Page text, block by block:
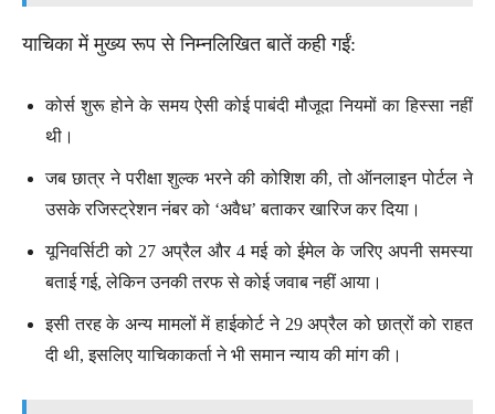
याचिका में मुख्य रूप से निम्नलिखित बातें कही गईं:
कोर्स शुरू होने के समय ऐसी कोई पाबंदी मौजूदा नियमों का हिस्सा नहीं
थी।
जब छात्र ने परीक्षा शुल्क भरने की कोशिश की, तो ऑनलाइन पोर्टल ने
उसके रजिस्ट्रेशन नंबर को ‘अवैध’ बताकर खारिज कर दिया।
यूनिवर्सिटी को 27 अप्रैल और 4 मई को ईमेल के जरिए अपनी समस्या
बताई गई, लेकिन उनकी तरफ से कोई जवाब नहीं आया।
इसी तरह के अन्य मामलों में हाईकोर्ट ने 29 अप्रैल को छात्रों को राहत
दी थी, इसलिए याचिकाकर्ता ने भी समान न्याय की मांग की।